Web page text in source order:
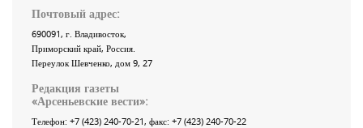
Почтовый адрес:
690091, г. Владивосток,
Приморский край, Россия
Переулок Шевченко, дом 9, 27
Редакция газеты
«Арсеньевские вести»:
Телефон: +7 (423) 240-70-21, факс: +7 (423) 240-70-22